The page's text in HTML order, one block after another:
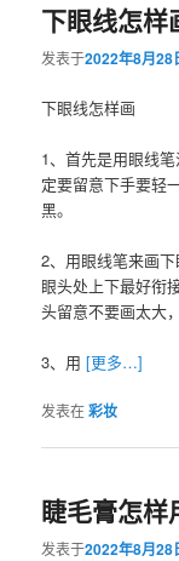
下眼线怎样
发表于2022年8月28
下眼线怎样画
1、首先是用眼线
定要留意下手要轻
黑。
2、用眼线笔来画
眼头处上下最好衔
头留意不要画太大
3、用[更多…]
发表在彩妆
睫毛膏怎样
发表于2022年8月28